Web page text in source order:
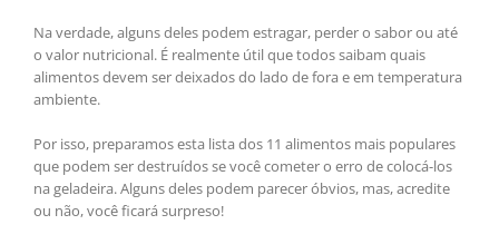
Na verdade, alguns deles podem estragar, perder o sabor ou até
o valor nutricional. É realmente útil que todos saibam quais
alimentos devem ser deixados do lado de fora e em temperatura
ambiente.
Por isso, preparamos esta lista dos 11 alimentos mais populares
que podem ser destruídos se você cometer o erro de colocá-los
na geladeira. Alguns deles podem parecer óbvios, mas, acredite
ou não, você ficará surpreso!